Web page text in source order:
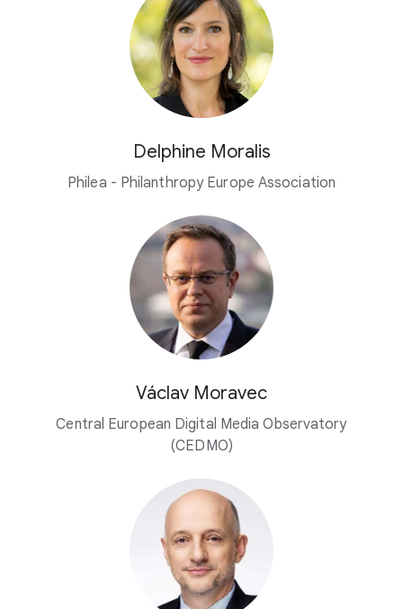
Delphine Moralis
Philea - Philanthropy Europe Association
Václav Moravec
Central European Digital Media Observatory
(CEDMO)